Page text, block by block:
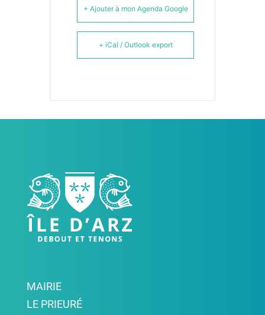
+ Ajouter à mon Agenda Google
+ iCal / Outlook export
MAIRIE
LE PRIEURÉ